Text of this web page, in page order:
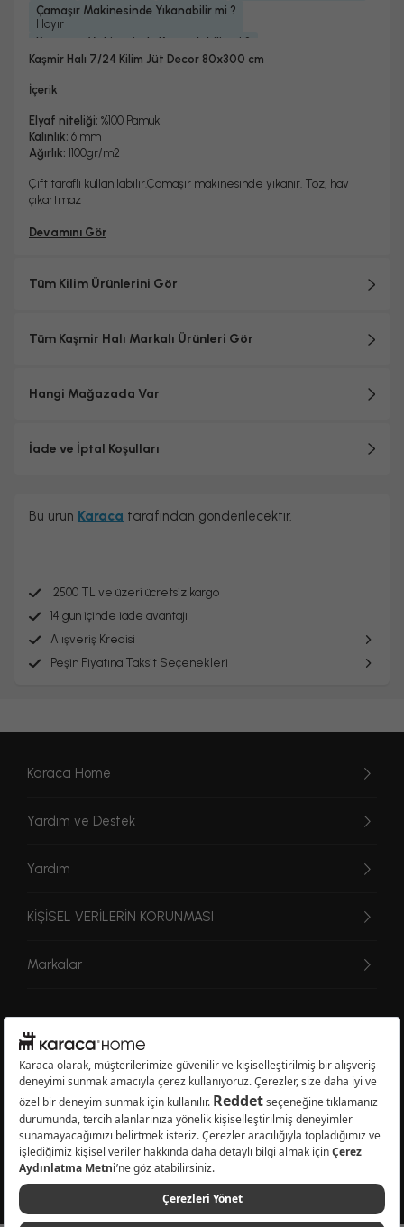
Çamaşır Makinesinde Yıkanabilir mi ?
Hayır
Kurutma Makinesinde Kurutulabilir mi ?
Hayır
Hayır
Kaşmir Halı 7/24 Kilim Jüt Decor 80x300 cm
İçerik
Elyaf niteliği: %100 Pamuk
Kalınlık: 6 mm
Ağırlık: 1100gr/m2
Çift taraflı kullanılabilir.Çamaşır makinesinde yıkanır. Toz, hav
çıkartmaz
Devamını Gör
Tüm Kilim Ürünlerini Gör
Tüm Kaşmir Halı Markalı Ürünleri Gör
Hangi Mağazada Var
İade ve İptal Koşulları
Bu ürün Karaca tarafından gönderilecektir.
2500 TL ve üzeri ücretsiz kargo
14 gün içinde iade avantajı
Alışveriş Kredisi
Peşin Fiyatına Taksit Seçenekleri
Karaca Home
Yardım ve Destek
Yardım
KİŞİSEL VERİLERİN KORUNMASI
Markalar
© 2026 Karaca Home Collection Tekstil Sanayi ve Ticaret A.Ş. - Tüm hakları
saklıdır.